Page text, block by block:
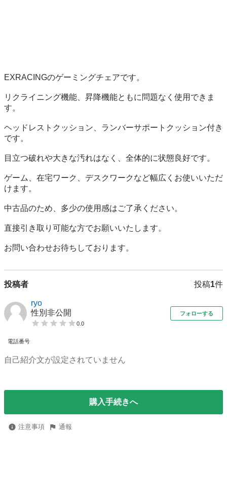
EXRACINGのゲーミングチェアです。
リクライニング機能、昇降機能ともに問題なく使用できま
す。
ヘッドレストクッション、ランバーサポートクッション付き
です。
目立つ破れや大きな汚れはなく、全体的に状態良好です。
ゲーム、在宅ワーク、デスクワークなど幅広くお使いいただ
けます。
中古品のため、多少の使用感はご了承ください。
直接引き取り可能な方でお願いいたします。
お問い合わせお待ちしております。
投稿者 投稿1件
ryo
性別非公開
0.0
フォローする
電話番号
自己紹介文が設定されていません
購入手続きへ
注意事項 通報